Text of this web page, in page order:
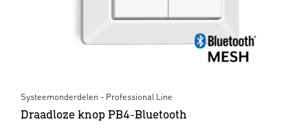
Systeemonderdelen - Professional Line
Draadloze knop PB4-Bluetooth